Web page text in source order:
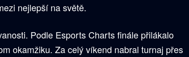
nejlepší na světě.
Podle Esports Charts finále přilákalo
okamžiku. Za celý víkend nabral turnaj přes